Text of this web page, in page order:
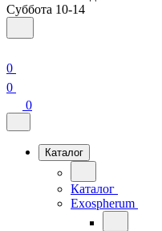
Суббота 10-14
0
0
0
Каталог
Каталог
Exospherum